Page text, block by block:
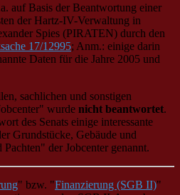
auf Basis der Beantwortung einer
der Hartz-IV-Verwaltung in
Spies (PIRATEN) durch den
17/12995; Anm.: einige darin
Daten für die Jahre 2005 und
sachlichen und sonstigen
wurde nicht beantwortet.
des Senats einige interessante
Grundstücke, Gebäude und
der Jobcenter genannt.
" bzw. "Finanzierung (SGB II)"